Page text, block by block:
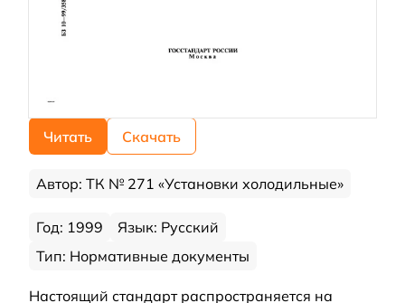
Читать Скачать
Автор: ТК № 271 «Установки холодильные»
Год: 1999
Язык: Русский
Тип: Нормативные документы
Настоящий стандарт распространяется на